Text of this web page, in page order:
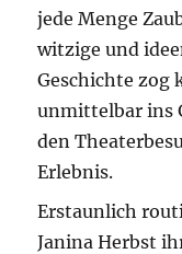
jede Menge
witzige und
Geschichte zog
unmittelbar ins
den
Erlebnis.
Erstaunlich
Janina Herbst